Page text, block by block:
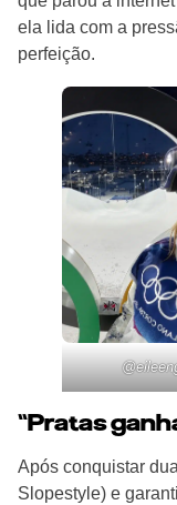
ela lida com a
perfeição.
“Pratas
Após conquistar
Slopestyle) e